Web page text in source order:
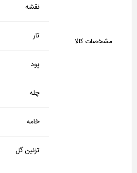
مشخصات کالا
نقشه
تار
پود
چله
خامه
تزئین گل